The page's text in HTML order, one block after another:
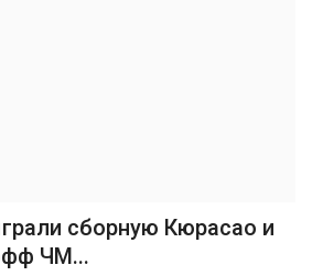
сборную Кюрасао и
ЧМ...